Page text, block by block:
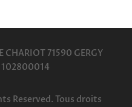
71590 GERGY
Reserved. Tous droits